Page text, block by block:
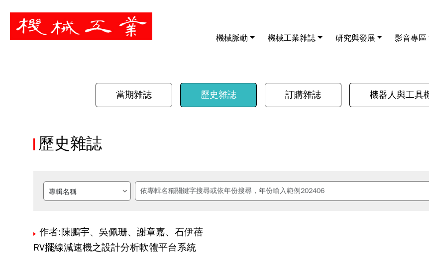
機械脈動 機械工業雜誌 研究與發展 影音專區
暫停
當期雜誌 歷史雜誌 訂購雜誌 機器人與工具
歷史雜誌
作者:陳鵬宇、吳佩珊、謝章嘉、石伊蓓
RV擺線減速機之設計分析軟體平台系統